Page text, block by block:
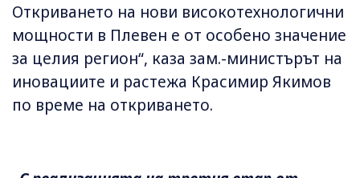
Откриването на нови високотехнологични
мощности в Плевен е от особено значение
за целия регион“, каза зам.-министърът на
иновациите и растежа Красимир Якимов
по време на откриването.